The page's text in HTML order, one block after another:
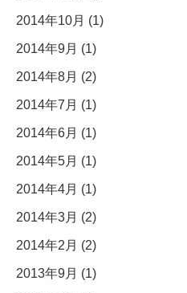
2014年10月 (1)
2014年9月 (1)
2014年8月 (2)
2014年7月 (1)
2014年6月 (1)
2014年5月 (1)
2014年4月 (1)
2014年3月 (2)
2014年2月 (2)
2013年9月 (1)